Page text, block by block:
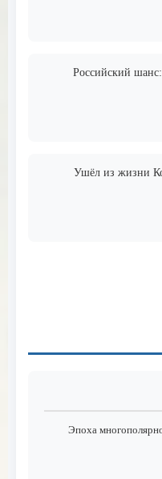
Российский
Ушёл из жизни
Эпоха